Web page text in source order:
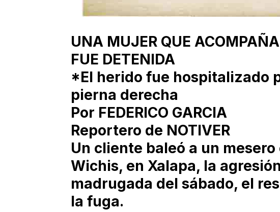
UNA MUJER QUE
FUE DETENIDA
*El herido fue hospitalizado
pierna derecha
Por FEDERICO GARCIA
Reportero de NOTIVER
Un cliente baleó a un
Wichis, en Xalapa, la
madrugada del sábado, el
la fuga.